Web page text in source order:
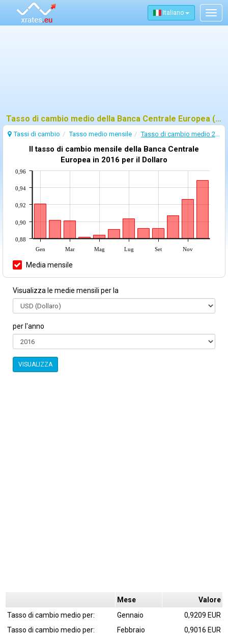
Italiano
Tasso di cambio medio della Banca Centrale Europea (BCE) - 2016
Tassi di cambio Tasso medio mensile Tasso di cambio medio 2016
Il tasso di cambio mensile della Banca Centrale
Europea in 2016 per il Dollaro
Gen Mar Mag Lug Set Nov
0,88
0,90
0,92
0,94
0,96
Media mensile
Visualizza le medie mensili per la
per l'anno
VISUALIZZA
Mese
Valore
Tasso di cambio medio per:
Gennaio
0,9209 EUR
Tasso di cambio medio per:
Febbraio
0,9016 EUR